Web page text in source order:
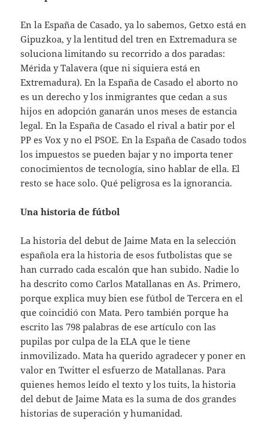
En la España de Casado, ya lo sabemos, Getxo está en
Gipuzkoa, y la lentitud del tren en Extremadura se
soluciona limitando su recorrido a dos paradas:
Mérida y Talavera (que ni siquiera está en
Extremadura). En la España de Casado el aborto no
es un derecho y los inmigrantes que cedan a sus
hijos en adopción ganarán unos meses de estancia
legal. En la España de Casado el rival a batir por el
PP es Vox y no el PSOE. En la España de Casado todos
los impuestos se pueden bajar y no importa tener
conocimientos de tecnología, sino hablar de ella. El
resto se hace solo. Qué peligrosa es la ignorancia.
Una historia de fútbol
La historia del debut de Jaime Mata en la selección
española era la historia de esos futbolistas que se
han currado cada escalón que han subido. Nadie lo
ha descrito como Carlos Matallanas en As. Primero,
porque explica muy bien ese fútbol de Tercera en el
que coincidió con Mata. Pero también porque ha
escrito las 798 palabras de ese artículo con las
pupilas por culpa de la ELA que le tiene
inmovilizado. Mata ha querido agradecer y poner en
valor en Twitter el esfuerzo de Matallanas. Para
quienes hemos leído el texto y los tuits, la historia
del debut de Jaime Mata es la suma de dos grandes
historias de superación y humanidad.